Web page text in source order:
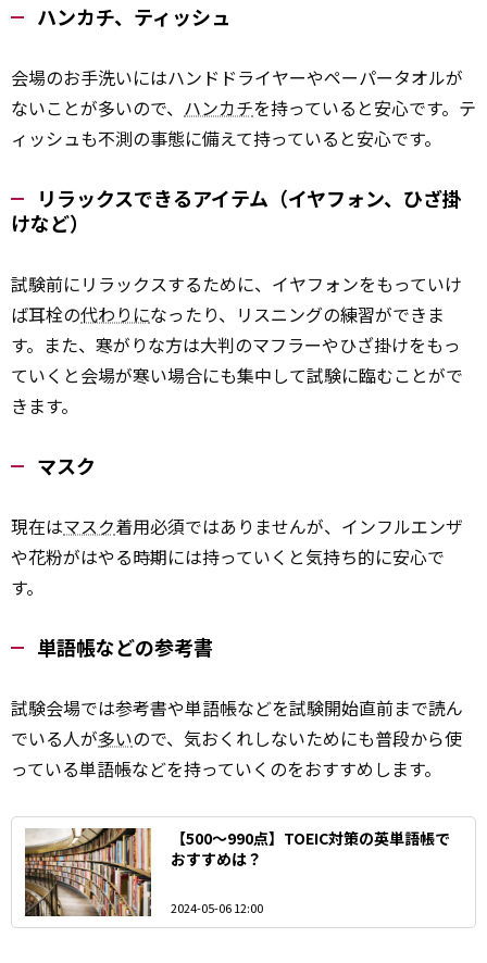
ハンカチ、ティッシュ
会場のお手洗いにはハンドドライヤーやペーパータオルが
ないことが多いので、 ハンカチを持っていると安心です。テ
ィッシュも不測の事態に備えて持っていると安心です。
リラックスできるアイテム（イヤフォン、ひざ掛
けなど）
試験前にリラックスするために、イヤフォンをもっていけ
ば耳栓の代わりになったり、リスニングの練習ができま
す。また、寒がりな方は大判のマフラーやひざ掛けをもっ
ていくと会場が寒い場合にも集中して試験に臨むことがで
きます。
マスク
現在はマスク着用必須ではありませんが、インフルエンザ
や花粉がはやる時期には持っていくと気持ち的に安心で
す。
単語帳などの参考書
試験会場では参考書や単語帳などを試験開始直前まで読ん
でいる人が多いので、気おくれしないためにも普段から使
っている単語帳などを持っていくのをおすすめします。
【500〜990点】TOEIC対策の英単語帳で
おすすめは？
2024-05-06 12:00